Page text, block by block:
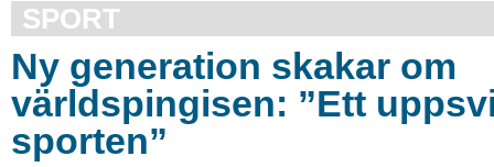
SPORT
Ny generation skakar om
världspingisen: ”Ett
sporten”